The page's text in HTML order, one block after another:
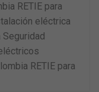
RETIE para
eléctrica
RETIE para